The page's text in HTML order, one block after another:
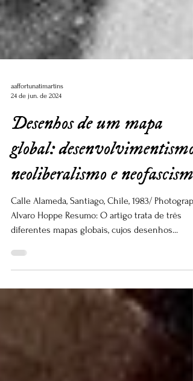
24 de jun. de 2024
Desenhos de um mapa
global: desenvolvimentismo,
neoliberalismo e neofascismo
Calle Alameda, Santiago, Chile, 1983/
diferentes mapas globais, cujos desenhos...